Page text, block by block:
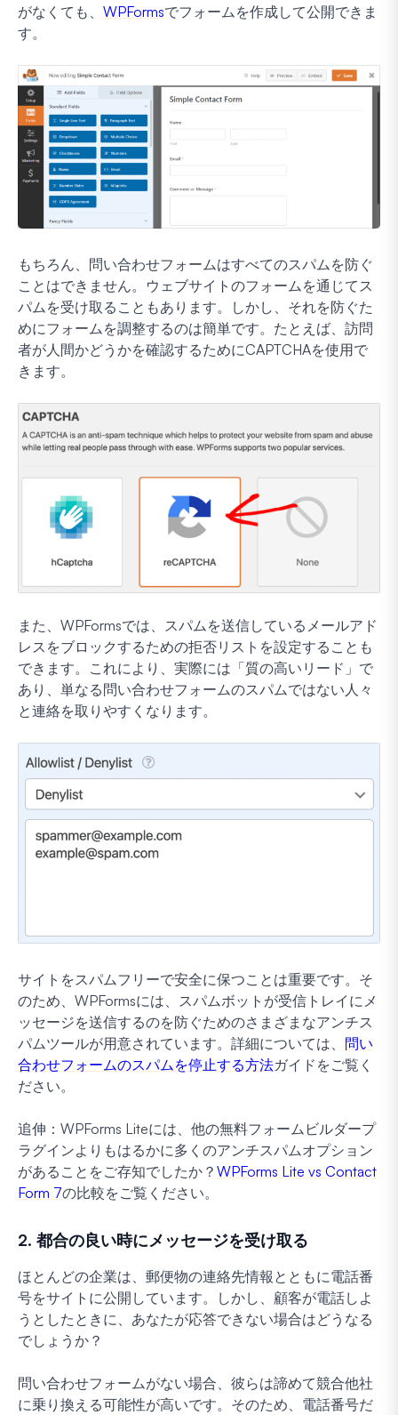
がなくても、 WPFormsでフォームを作成して公開できま
す。
もちろん、問い合わせフォームはすべてのスパムを防ぐ
ことはできません。ウェブサイトのフォームを通じてス
パムを受け取ることもあります。しかし、それを防ぐた
めにフォームを調整するのは簡単です。たとえば、訪問
者が人間かどうかを確認するためにCAPTCHAを使用で
きます。
また、WPFormsでは、スパムを送信しているメールアド
レスをブロックするための拒否リストを設定することも
できます。これにより、実際には「質の高いリード」で
あり、単なる問い合わせフォームのスパムではない人々
と連絡を取りやすくなります。
サイトをスパムフリーで安全に保つことは重要です。そ
のため、WPFormsには、スパムボットが受信トレイにメ
ッセージを送信するのを防ぐためのさまざまなアンチス
パムツールが用意されています。詳細については、 問い
合わせフォームのスパムを停止する方法ガイドをご覧く
ださい。
追伸：WPForms Liteには、他の無料フォームビルダープ
ラグインよりもはるかに多くのアンチスパムオプション
があることをご存知でしたか？ WPForms Lite vs Contact
Form 7の比較をご覧ください。
2. 都合の良い時にメッセージを受け取る
ほとんどの企業は、郵便物の連絡先情報とともに電話番
号をサイトに公開しています。しかし、顧客が電話しよ
うとしたときに、あなたが応答できない場合はどうなる
でしょうか？
問い合わせフォームがない場合、彼らは諦めて競合他社
に乗り換える可能性が高いです。そのため、電話番号だ